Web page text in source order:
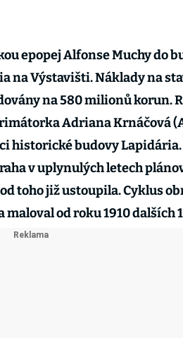
epopej Alfonse Muchy do
na Výstavišti. Náklady na
na 580 milionů korun.
Adriana Krnáčová
historické budovy
v uplynulých letech
toho již ustoupila. Cyklus
od roku 1910 dalších